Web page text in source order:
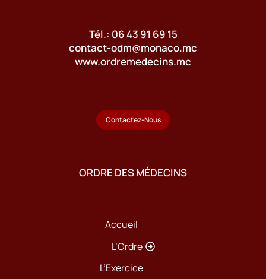
Tél.: 06 43 91 69 15
contact-odm@monaco.mc
www.ordremedecins.mc
Contactez-Nous
ORDRE DES MÉDECINS
Accueil
L’Ordre
L’Exercice